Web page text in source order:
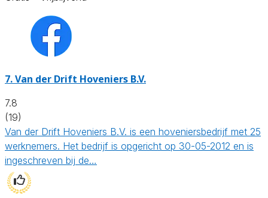
7.Van der Drift Hoveniers B.V.
7.8
(19)
Van der Drift Hoveniers B.V. is een hoveniersbedrijf met 25
werknemers. Het bedrijf is opgericht op 30-05-2012 en is
ingeschreven bij de…